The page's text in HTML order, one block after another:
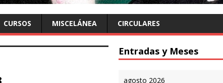
CURSOS MISCELÁNEA CIRCULARES
Entradas y Meses
agosto 2026